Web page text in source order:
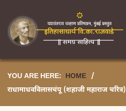
YOU ARE HERE: HOME /
राधामाधवविलासचंपू (शहाजी महाराज चरित्र)